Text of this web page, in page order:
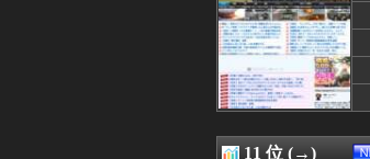
08/06 14:10
08/06 14:09
08/06 14:07
08/06 14:03
08/06 14:02
08/06 14:00
08/06 14:00
11 位 (→)